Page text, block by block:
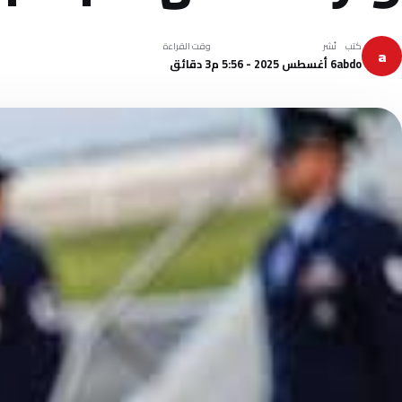
a كتب
abdo
نُشر
6 أغسطس 2025 - 5:56 م
وقت القراءة
3 دقائق